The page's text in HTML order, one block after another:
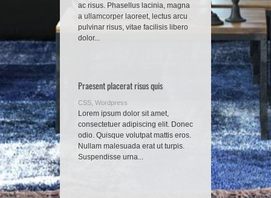
ac risus. Phasellus lacinia, magna
a ullamcorper laoreet, lectus arcu
pulvinar risus, vitae facilisis libero
dolor...
Praesent placerat risus quis
CSS Wordpress
Lorem ipsum dolor sit amet,
consectetuer adipiscing elit. Donec
odio. Quisque volutpat mattis eros.
Nullam malesuada erat ut turpis.
Suspendisse urna...